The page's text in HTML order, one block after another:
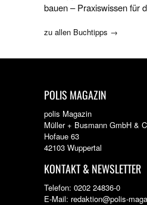
bauen – Praxiswissen für
zu allen Buchtipps →
POLIS MAGAZIN
polis Magazin
Müller + Busmann GmbH &
Hofaue 63
42103 Wuppertal
KONTAKT & NEWSLETTER
Telefon: 0202 24836-0
E-Mail: redaktion@polis-